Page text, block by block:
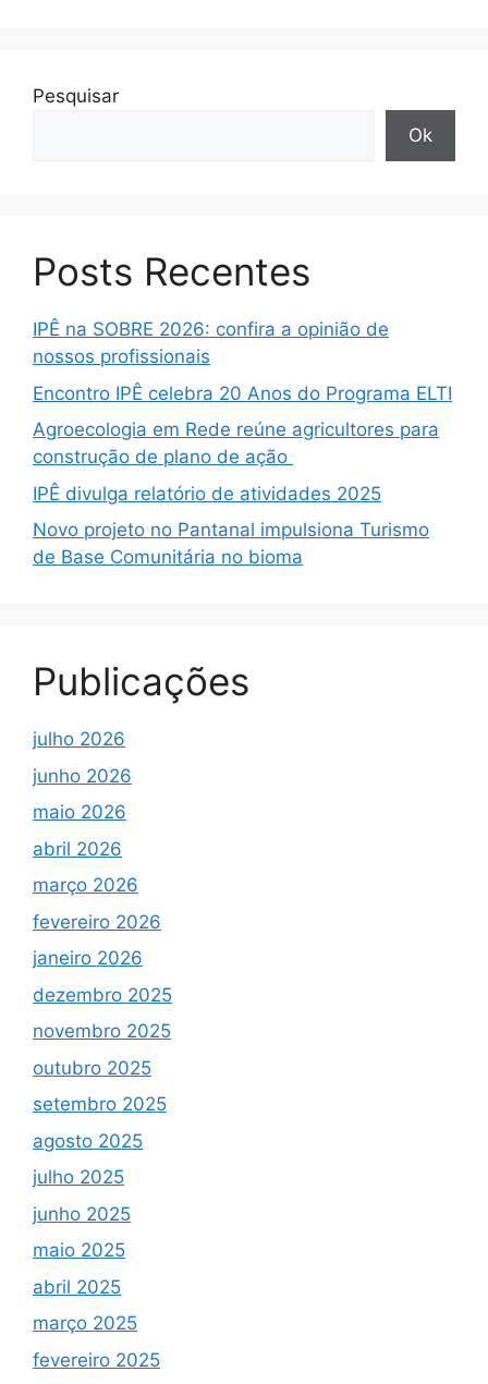
Pesquisar
Ok
Posts Recentes
IPÊ na SOBRE 2026: confira a opinião de
nossos profissionais
Encontro IPÊ celebra 20 Anos do Programa ELTI
Agroecologia em Rede reúne agricultores para
construção de plano de ação
IPÊ divulga relatório de atividades 2025
Novo projeto no Pantanal impulsiona Turismo
de Base Comunitária no bioma
Publicações
julho 2026
junho 2026
maio 2026
abril 2026
março 2026
fevereiro 2026
janeiro 2026
dezembro 2025
novembro 2025
outubro 2025
setembro 2025
agosto 2025
julho 2025
junho 2025
maio 2025
abril 2025
março 2025
fevereiro 2025